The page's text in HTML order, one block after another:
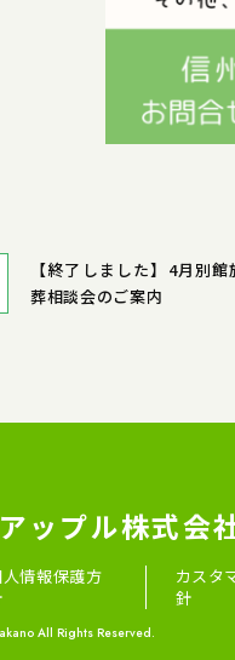
【終了しました】4月別
葬相談会のご案内
ップル株式会
情報保護方
カスタ
針
All Rights Reserved.